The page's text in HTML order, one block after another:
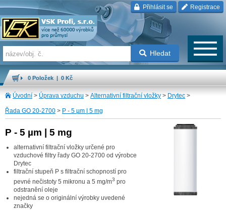
Přihlásit se Registrace
Hledat
0 Položek | 0 Kč
Úvodní > Úprava vzduchu > Alternativní filtrační vložky > Drytec >
Řada GO 20-2700 > P - 5 µm | 5 mg
P - 5 µm | 5 mg
alternativní filtrační vložky určené pro
vzduchové filtry řady GO 20-2700 od výrobce
Drytec
filtrační stupeň P s filtrační schopností pro
pevné nečistoty 5 mikronu a 5 mg/m3 pro
odstranění oleje
nejedná se o originální výrobky uvedené
značky